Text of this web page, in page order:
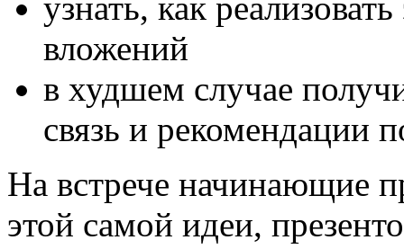
узнать, как
вложений
в худшем случае
связь и рекомендации
На встрече начинающие
этой самой идеи,